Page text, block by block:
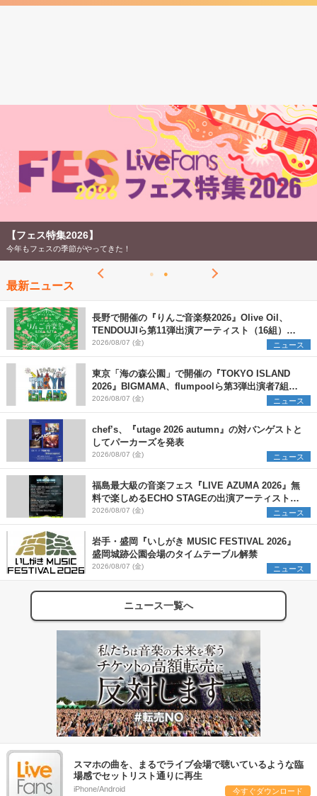
【フェス特集2026】
今年もフェスの季節がやってきた！
最新ニュース
長野で開催の『りんご音楽祭2026』Olive Oil、
TENDOUJIら第11弾出演アーティスト（16組）を
発表
2026/08/07 (金) ニュース
東京「海の森公園」で開催の『TOKYO ISLAND
2026』BIGMAMA、flumpoolら第3弾出演者7組を
発表 ワークショップ・アート出展者を募集
2026/08/07 (金) ニュース
chef’s、『utage 2026 autumn』の対バンゲストと
してパーカーズを発表
2026/08/07 (金) ニュース
福島最大級の音楽フェス『LIVE AZUMA 2026』無
料で楽しめるECHO STAGEの出演アーティストを
発表
2026/08/07 (金) ニュース
岩手・盛岡『いしがき MUSIC FESTIVAL 2026』
盛岡城跡公園会場のタイムテーブル解禁
2026/08/07 (金) ニュース
ニュース一覧へ
スマホの曲を、まるでライブ会場で聴いているような臨
場感でセットリスト通りに再生
iPhone/Android 今すぐダウンロード